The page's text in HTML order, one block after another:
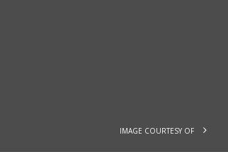
IMAGE COURTESY OF